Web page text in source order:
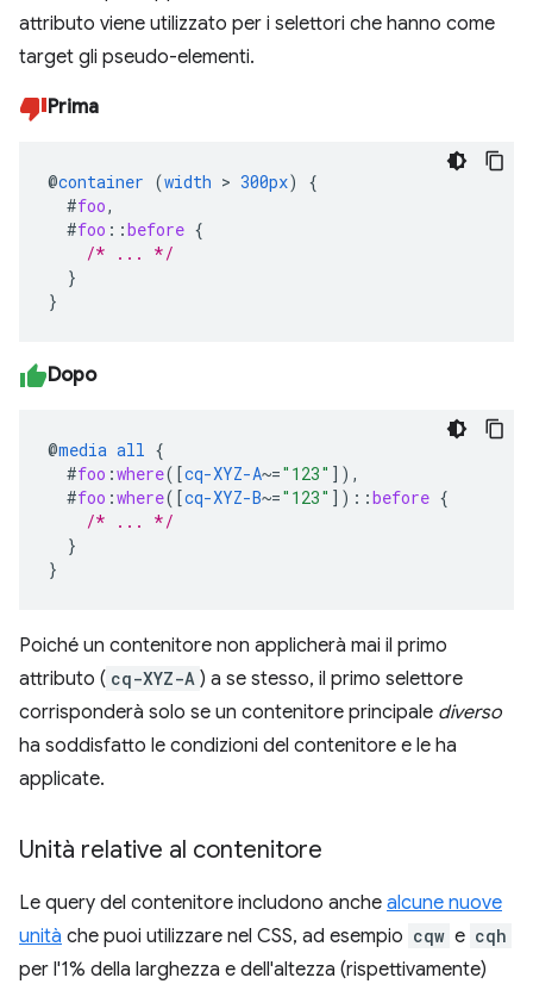
attributo viene utilizzato per i selettori che hanno come
target gli pseudo-elementi.
Prima
@container (width > 300px)
{
#foo,
#foo ::before {
/* ... */
}
}
Dopo
@media all {
#foo :where([cq-XYZ-A~="123" ]),
#foo :where([cq-XYZ-B~="123" ]) ::before {
/* ... */
}
}
Poiché un contenitore non applicherà mai il primo
attributo ( cq-XYZ-A ) a se stesso, il primo selettore
corrisponderà solo se un contenitore principale diverso
ha soddisfatto le condizioni del contenitore e le ha
applicate.
Unità relative al contenitore
Le query del contenitore includono anche alcune nuove
unità che puoi utilizzare nel CSS, ad esempio cqw e cqh
per l'1% della larghezza e dell'altezza (rispettivamente)